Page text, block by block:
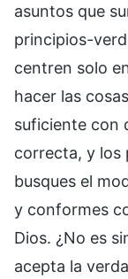
asuntos que
principios-
centren solo
hacer las
suficiente con
correcta, y los
busques el
y conformes
Dios. ¿No es
acepta la